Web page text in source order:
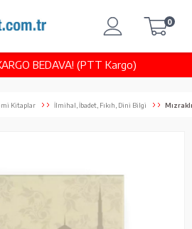
BEDAVA! (PTT Kargo)
0
Kitaplar İlmihal, İbadet, Fıkıh, Dini Bilgi